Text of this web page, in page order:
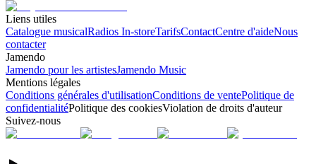
Liens utiles
Catalogue musicalRadios In-storeTarifsContactCentre d'aideNous
contacter
Jamendo
Jamendo pour les artistesJamendo Music
Mentions légales
Conditions générales d'utilisationConditions de ventePolitique de
confidentialitéPolitique des cookiesViolation de droits d'auteur
Suivez-nous